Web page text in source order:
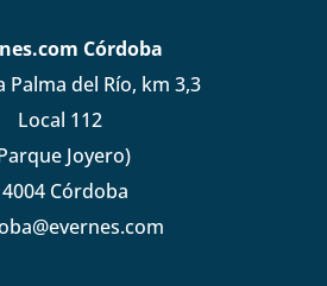
Córdoba
Palma del Río, km 3,3
Local 112
Joyero)
Córdoba